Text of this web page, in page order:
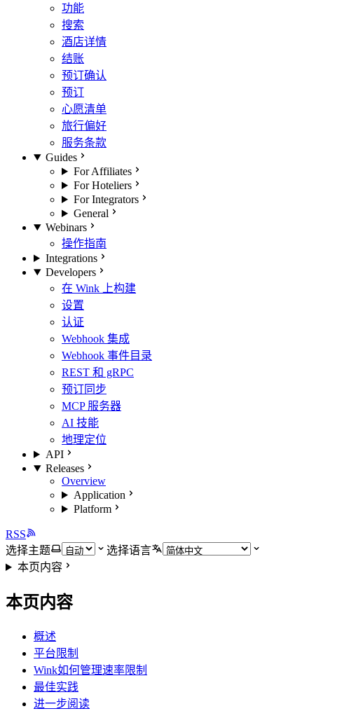
功能
搜索
酒店详情
结账
预订确认
预订
心愿清单
旅行偏好
服务条款
Guides
For Affiliates
For Hoteliers
For Integrators
General
Webinars
操作指南
Integrations
Developers
在 Wink 上构建
设置
认证
Webhook 集成
Webhook 事件目录
REST 和 gRPC
预订同步
MCP 服务器
AI 技能
地理定位
API
Releases
Overview
Application
Platform
RSS
选择主题
选择语言
本页内容
本页内容
概述
平台限制
Wink如何管理速率限制
最佳实践
进一步阅读